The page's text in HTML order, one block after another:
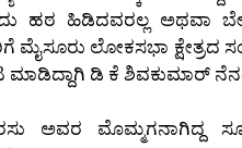
ಹಠ ಹಿಡಿದವರಲ್ಲ ಅಥವಾ
ಲೋಕಸಭಾ ಕ್ಷೇತ್ರದ
ಮಾಡಿದ್ದಾಗಿ ಡಿ ಕೆ ಶಿವಕುಮಾರ್
ಅವರ ಮೊಮ್ಮಗನಾಗಿದ್ದ